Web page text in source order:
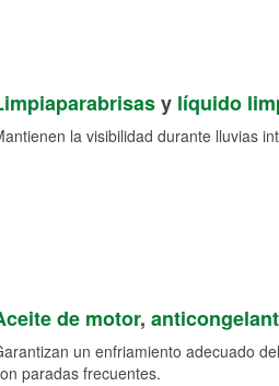
y líquido
la visibilidad durante lluvias
de motor,
un enfriamiento adecuado
paradas frecuentes.